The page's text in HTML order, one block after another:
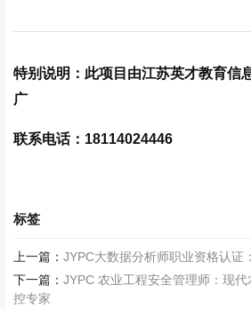
特别说明：此项目由江苏英才教育信
广
联系电话：18114024446
标签
上一篇：JYPC大数据分析师职业资格认证
下一篇：JYPC 农业工程安全管理师：现
控专家